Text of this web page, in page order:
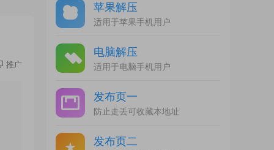
推广
苹果解压
适用于苹果手机用户
电脑解压
适用于电脑手机用户
发布页一
防止走丢可收藏本地址
发布页二